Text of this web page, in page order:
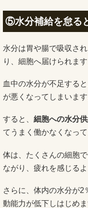
⑤水分補給を怠る
水分は胃や腸で吸収さ
り、細胞へ届けられます
血中の水分が不足すると
が悪くなってしまいます
すると、 細胞への水分
てうまく働かなくなって
体は、たくさんの細胞
ながり、疲れを感じる
さらに、体内の水分が2
動能力が低下しはじめま